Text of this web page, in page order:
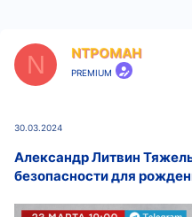
а
N NTPOMAH
PREMIUM
30.03.2024
Александр Литвин
безопасности для